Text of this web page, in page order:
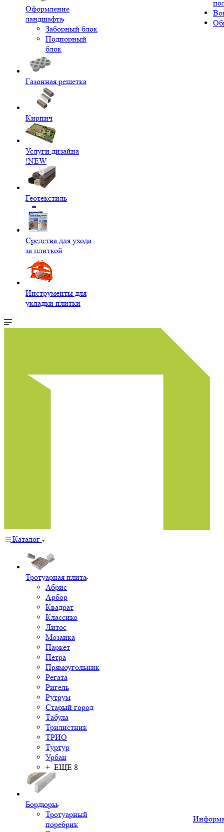
Оформление
ландшафта
Заборный блок
Подпорный
блок
Газонная решетка
Кирпич
Услуги дизайна
!NEW
Геотекстиль
Средства для ухода
за плиткой
Инструменты для
укладки плитки
Каталог
Тротуарная плита
Абрис
Арбор
Квадрат
Классико
Литос
Мозаика
Паркет
Петра
Прямоугольник
Регата
Ригель
Рутрум
Старый город
Табула
Трилистник
ТРИО
Туртур
Урбан
+ ЕЩЕ 8
Бордюры
Тротуарный
поребрик